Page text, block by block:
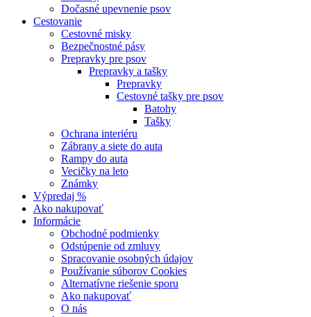
Dočasné upevnenie psov
Cestovanie
Cestovné misky
Bezpečnostné pásy
Prepravky pre psov
Prepravky a tašky
Prepravky
Cestovné tašky pre psov
Batohy
Tašky
Ochrana interiéru
Zábrany a siete do auta
Rampy do auta
Vecičky na leto
Známky
Výpredaj %
Ako nakupovať
Informácie
Obchodné podmienky
Odstúpenie od zmluvy
Spracovanie osobných údajov
Používanie súborov Cookies
Alternatívne riešenie sporu
Ako nakupovať
O nás